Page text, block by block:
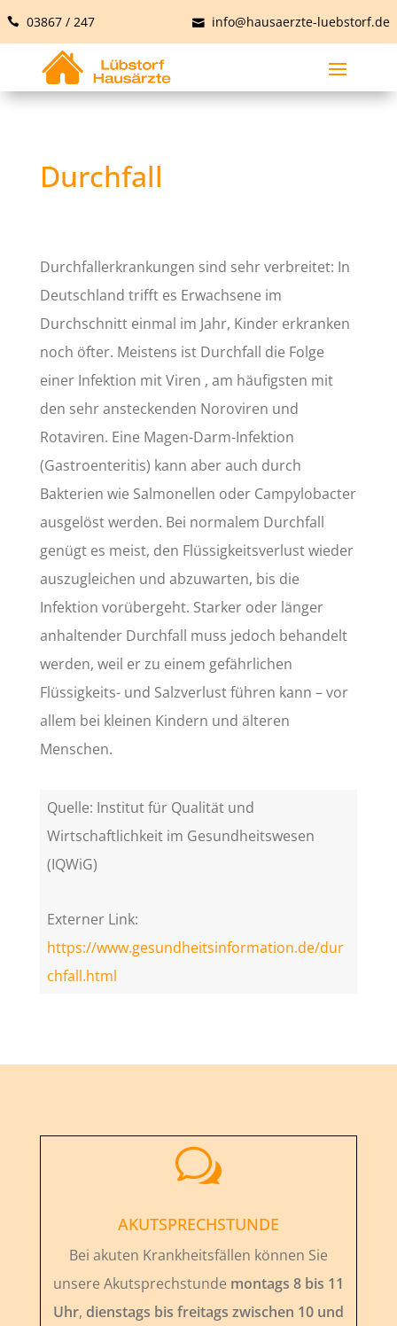
03867 / 247 info@hausaerzte-luebstorf.de
Durchfall
Durchfallerkrankungen sind sehr verbreitet: In
Deutschland trifft es Erwachsene im
Durchschnitt einmal im Jahr, Kinder erkranken
noch öfter. Meistens ist Durchfall die Folge
einer Infektion mit Viren , am häufigsten mit
den sehr ansteckenden Noroviren und
Rotaviren. Eine Magen-Darm-Infektion
(Gastroenteritis) kann aber auch durch
Bakterien wie Salmonellen oder Campylobacter
ausgelöst werden. Bei normalem Durchfall
genügt es meist, den Flüssigkeitsverlust wieder
auszugleichen und abzuwarten, bis die
Infektion vorübergeht. Starker oder länger
anhaltender Durchfall muss jedoch behandelt
werden, weil er zu einem gefährlichen
Flüssigkeits- und Salzverlust führen kann – vor
allem bei kleinen Kindern und älteren
Menschen.
Quelle: Institut für Qualität und
Wirtschaftlichkeit im Gesundheitswesen
(IQWiG)
Externer Link:
https://www.gesundheitsinformation.de/dur
chfall.html
w
AKUTSPRECHSTUNDE
Bei akuten Krankheitsfällen können Sie
unsere Akutsprechstunde montags 8 bis 11
Uhr, dienstags bis freitags zwischen 10 und